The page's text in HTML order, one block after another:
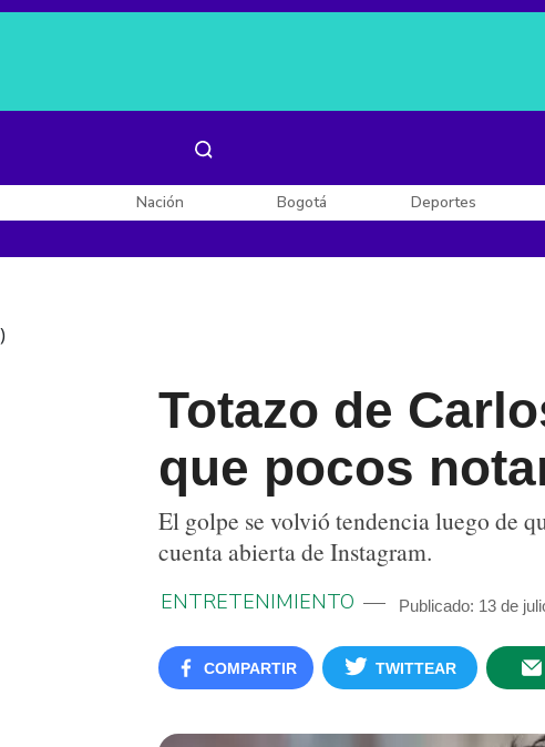
Nación Bogotá Deportes
)
Totazo de
que pocos
El golpe se volvió tendencia luego de
cuenta abierta de Instagram.
ENTRETENIMIENTO Publicado: 13 de
COMPARTIR TWITTEAR